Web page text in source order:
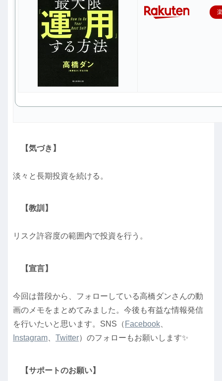
【気づき】
淡々と長期投資を続ける。
【教訓】
リスク許容度の範囲内で投資を行う。
【宣言】
今回は普段から、フォローしている高橋ダンさんの動
画のメモをまとめてみました。今後も有益な情報発信
を行いたいと思います。SNS（ Facebook
Instagram
Twitter）のフォローもお願いします✨
【サポートのお願い】